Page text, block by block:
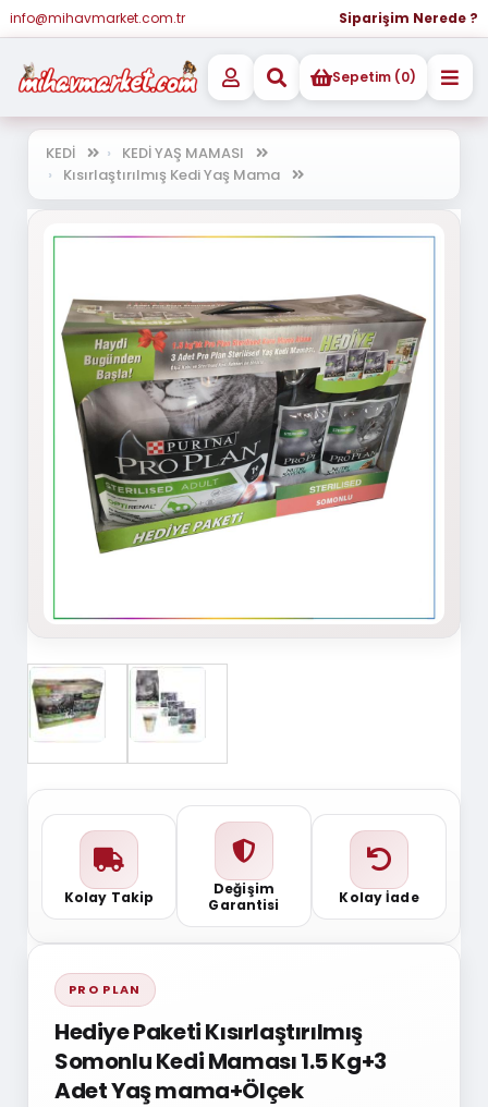
info@mihavmarket.com.tr Siparişim Nerede ?
Sepetim (0)
KEDİ
KEDİ YAŞ MAMASI
Kısırlaştırılmış Kedi Yaş Mama
Kolay Takip
Değişim
Garantisi
Kolay İade
PRO PLAN
Hediye Paketi Kısırlaştırılmış
Somonlu Kedi Maması 1.5 Kg+3
Adet Yaş mama+Ölçek